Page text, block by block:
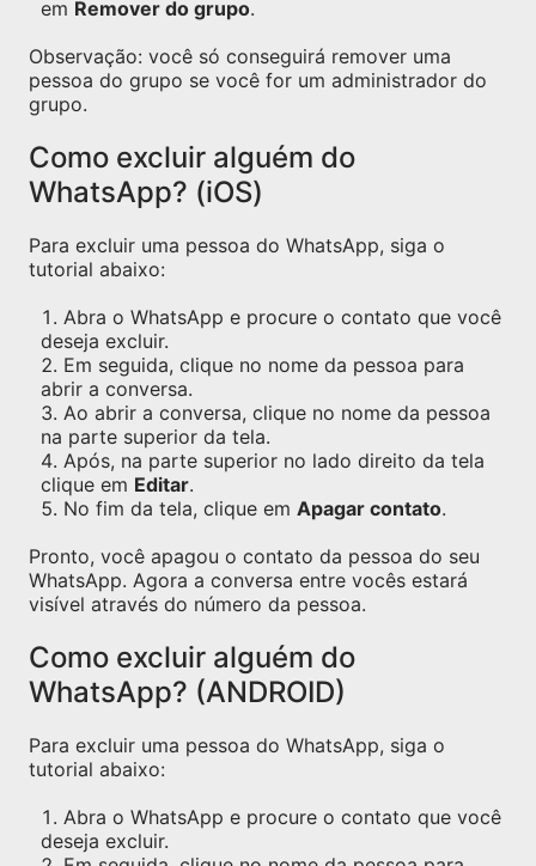
em Remover do grupo.
Observação: você só conseguirá remover uma
pessoa do grupo se você for um administrador do
grupo.
Como excluir alguém do
WhatsApp? (iOS)
Para excluir uma pessoa do WhatsApp, siga o
tutorial abaixo:
Abra o WhatsApp e procure o contato que você
deseja excluir.
Em seguida, clique no nome da pessoa para
abrir a conversa.
Ao abrir a conversa, clique no nome da pessoa
na parte superior da tela.
Após, na parte superior no lado direito da tela
clique em Editar.
No fim da tela, clique em Apagar contato.
Pronto, você apagou o contato da pessoa do seu
WhatsApp. Agora a conversa entre vocês estará
visível através do número da pessoa.
Como excluir alguém do
WhatsApp? (ANDROID)
Para excluir uma pessoa do WhatsApp, siga o
tutorial abaixo:
Abra o WhatsApp e procure o contato que você
deseja excluir.